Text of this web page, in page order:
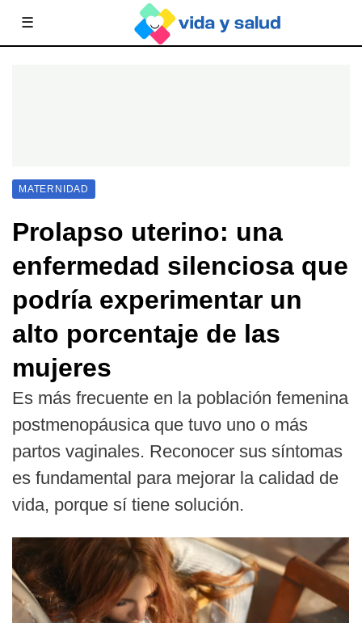
☰
MATERNIDAD
Prolapso uterino: una
enfermedad silenciosa que
podría experimentar un
alto porcentaje de las
mujeres
Es más frecuente en la población femenina
postmenopáusica que tuvo uno o más
partos vaginales. Reconocer sus síntomas
es fundamental para mejorar la calidad de
vida, porque sí tiene solución.